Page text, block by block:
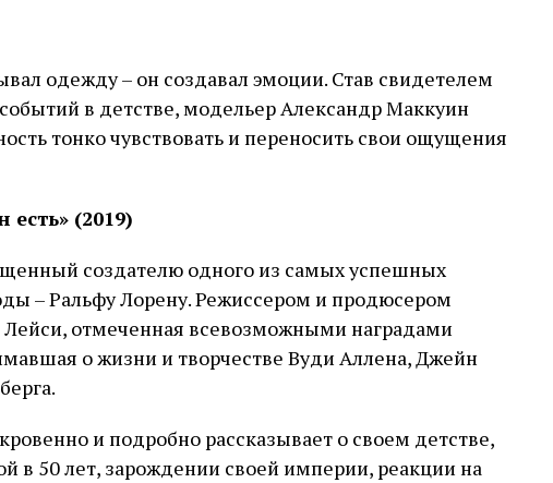
одежду – он создавал эмоции. Став свидетелем
в детстве, модельер Александр Маккуин
тонко чувствовать и переносить свои ощущения
(2019)
создателю одного из самых успешных
– Ральфу Лорену. Режиссером и продюсером
Лейси, отмеченная всевозможными наградами
о жизни и творчестве Вуди Аллена, Джейн
и подробно рассказывает о своем детстве,
в 50 лет, зарождении своей империи, реакции на